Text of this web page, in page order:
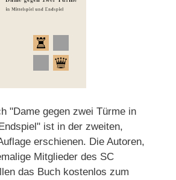
"Dame gegen zwei Türme in
ist in der zweiten,
erschienen. Die Autoren,
Mitglieder des SC
das Buch kostenlos zum